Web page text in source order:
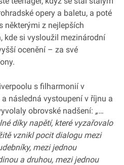
opery a baletu, a poté
některými z nejlepších
kde si vysloužil mezinárodní
ocenění – za své
s filharmonií v
následná vystoupení v říjnu a
obrovské nadšení: „…
díky napětí, které vyzařovalo
vznikl pocit dialogu mezi
mezi jednou
a druhou, mezi jednou